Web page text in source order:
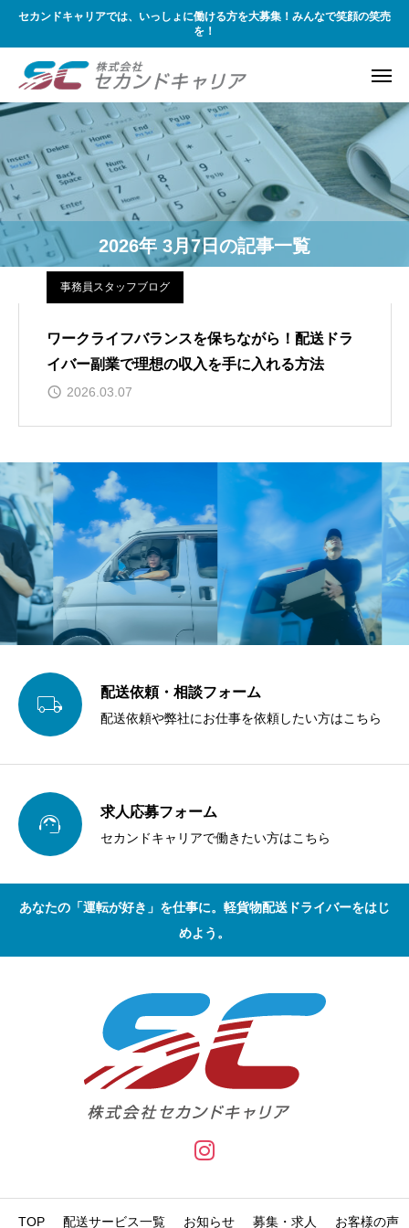
セカンドキャリアでは、いっしょに働ける方を大募集！みんなで笑顔の笑売
を！
2026年 3月7日の記事一覧
事務員スタッフブログ
ワークライフバランスを保ちながら！配送ドラ
イバー副業で理想の収入を手に入れる方法
2026.03.07
 配送依頼・相談フォーム
配送依頼や弊社にお仕事を依頼したい方はこちら
 求人応募フォーム
セカンドキャリアで働きたい方はこちら
あなたの「運転が好き」を仕事に。軽貨物配送ドライバーをはじ
めよう。
TOP 配送サービス一覧 お知らせ 募集・求人 お客様の声